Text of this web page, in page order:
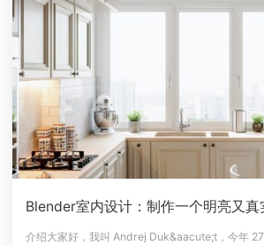
Blender室内设计：制作一个明亮又真
介绍大家好，我叫 Andrej Duk&aacute;t，今年 27